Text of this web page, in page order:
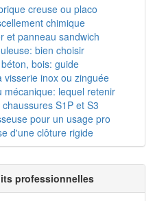
creuse ou placo
chimique
et panneau sandwich
bien choisir
bois: guide
visserie inox ou zinguée
mécanique: lequel retenir
S1P et S3
pour un usage pro
d'une clôture rigide
professionnelles